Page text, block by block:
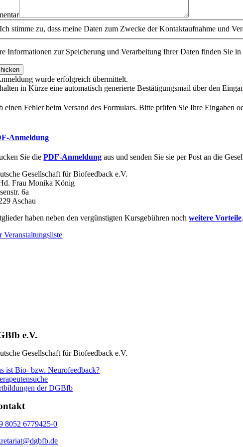
stimme zu, dass meine Daten zum Zwecke der Kontaktaufnahme und
Informationen zur Speicherung und Verarbeitung Ihrer Daten finden Sie in
wurde erfolgreich übermittelt.
in Kürze eine automatisch generierte Bestätigungsmail über den
einen Fehler beim Versand des Formulars. Bitte prüfen Sie Ihre Eingaben
Anmeldung
Sie die PDF-Anmeldung aus und senden Sie sie per Post an die
Gesellschaft für Biofeedback e.V.
Frau Monika König
6a
Aschau
haben neben den vergünstigten Kursgebühren nochweitere Vorteile.
Veranstaltungsliste
e.V.
Gesellschaft für Biofeedback e.V.
ist Bio- bzw. Neurofeedback?
der DGBfb
8052 6779425-0